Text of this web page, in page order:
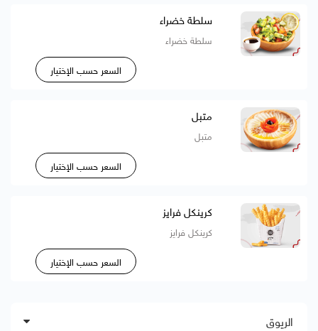
سلطة خضراء
سلطة خضراء
السعر حسب الإختيار
متبل
متبل
السعر حسب الإختيار
كرينكل فرايز
كرينكل فرايز
السعر حسب الإختيار
الريوق